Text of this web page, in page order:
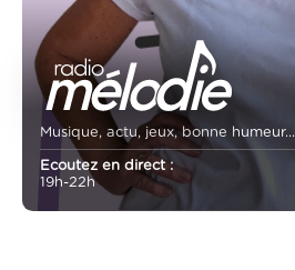
Musique, actu, jeux, bonne humeur...
Ecoutez en direct :
19h-22h